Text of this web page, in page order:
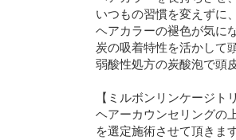
いつもの習慣を変えずに
ヘアカラーの褪色が気に
炭の吸着特性を活かして
弱酸性処方の炭酸泡で頭
【ミルボンリンケージト
ヘアーカウンセリングの
を選定施術させて頂きます